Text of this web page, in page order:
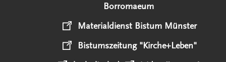
Borromaeum
Materialdienst Bistum Münster
Bistumszeitung "Kirche+Leben"